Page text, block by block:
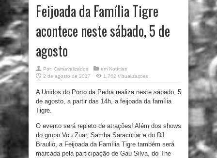
Feijoada da Família Tigre
acontece neste sábado, 5 de
agosto
Por: Carnavalizados em Notícias
2 de agosto de 2017
1,762 Visualizaçoes
A Unidos do Porto da Pedra realiza neste sábado, 5
de agosto, a partir das 14h, a feijoada da família
Tigre.
O evento será repleto de atrações! Além dos shows
do grupo Vou Zuar, Samba Saracutiar e do DJ
Braulio, a Feijoada da Família Tigre também será
marcada pela participação de Gau Silva, do The